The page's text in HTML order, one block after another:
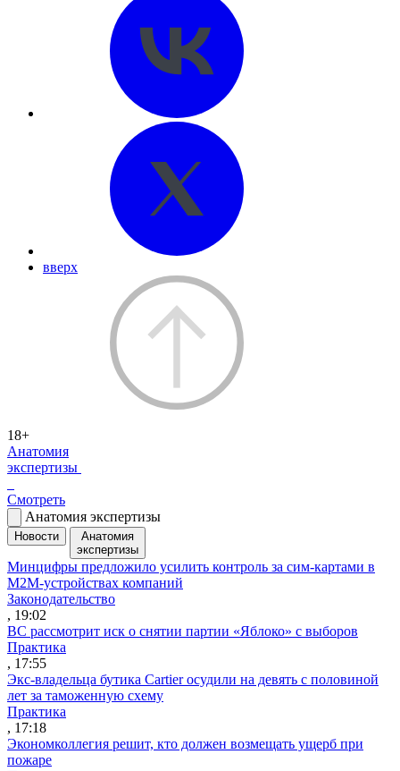
вверх
18+
Анатомия
экспертизы
Смотреть
Анатомия экспертизы
Новости
Анатомия
экспертизы
Минцифры предложило усилить контроль за сим-картами в
M2M-устройствах компаний
Законодательство
, 19:02
ВС рассмотрит иск о снятии партии «Яблоко» с выборов
Практика
, 17:55
Экс-владельца бутика Cartier осудили на девять с половиной
лет за таможенную схему
Практика
, 17:18
Экономколлегия решит, кто должен возмещать ущерб при
пожаре